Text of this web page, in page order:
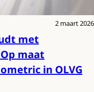
2 maart 2026
met
maat
in OLVG